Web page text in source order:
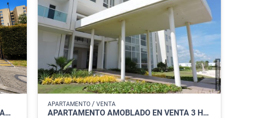
EN VENTA APARTAMENTO EN COLINA CAMPESTRE, BOGOTÁ
APARTAMENTO /VENTA
APARTAMENTO AMOBLADO EN VENTA 3 HABITACIONES, PUERTO VELERO, TUBARÁ